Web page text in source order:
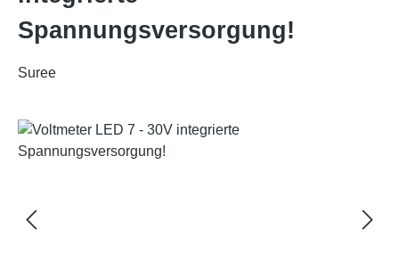
Spannungsversorgung!
Suree
Bildergalerie überspringen